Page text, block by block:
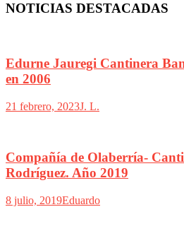
NOTICIAS DESTACADAS
Edurne Jauregi Cantinera
en 2006
21 febrero, 2023J. L.
Compañía de Olaberría-
Rodríguez. Año 2019
8 julio, 2019Eduardo